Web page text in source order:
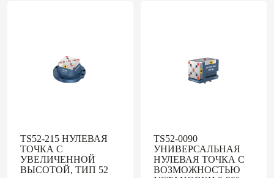
TS52-215 НУЛЕВАЯ
ТОЧКА С
УВЕЛИЧЕННОЙ
ВЫСОТОЙ, ТИП 52
TS52-0090
УНИВЕРСАЛЬНАЯ
НУЛЕВАЯ ТОЧКА С
ВОЗМОЖНОСТЬЮ